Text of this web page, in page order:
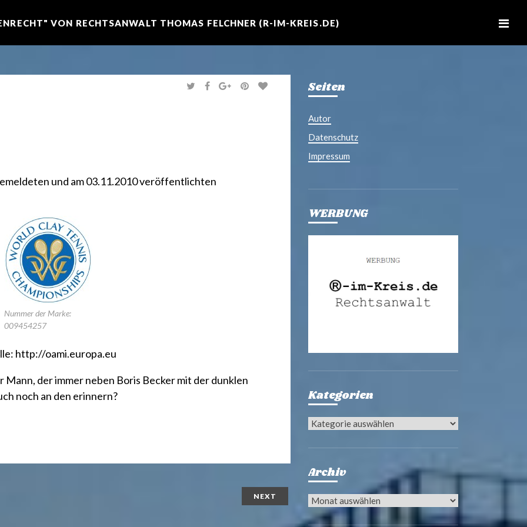
VON RECHTSANWALT THOMAS FELCHNER (R-IM-KREIS.DE)
T
W
F
A
G
O
P
I
und am 03.11.2010 veröffentlichten
Nummer der Marke:
009454257
http://oami.europa.eu
Mann, der immer neben Boris Becker mit der dunklen
noch an den erinnern?
NEXT
Seiten
Autor
Datenschutz
Impressum
WERBUNG
Kategorien
Kategorien
Archiv
Archiv